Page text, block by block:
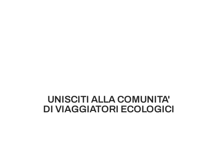
UNISCITI ALLA COMUNITA'
DI VIAGGIATORI ECOLOGICI